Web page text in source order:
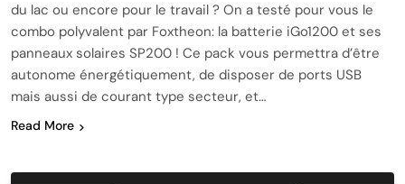
du lac ou encore pour le travail ? On a testé pour vous le
combo polyvalent par Foxtheon: la batterie iGo1200 et ses
panneaux solaires SP200 ! Ce pack vous permettra d’être
autonome énergétiquement, de disposer de ports USB
mais aussi de courant type secteur, et…
Read More